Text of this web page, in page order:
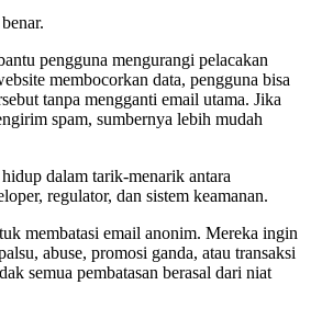
pengguna mengurangi pelacakan
membocorkan data, pengguna bisa
tanpa mengganti email utama. Jika
spam, sumbernya lebih mudah
dalam tarik-menarik antara
regulator, dan sistem keamanan.
membatasi email anonim. Mereka ingin
abuse, promosi ganda, atau transaksi
semua pembatasan berasal dari niat